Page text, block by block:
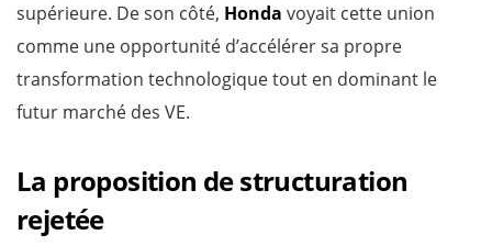
supérieure. De son côté, Honda voyait cette union
comme une opportunité d’accélérer sa propre
transformation technologique tout en dominant le
futur marché des VE.
La proposition de structuration
rejetée